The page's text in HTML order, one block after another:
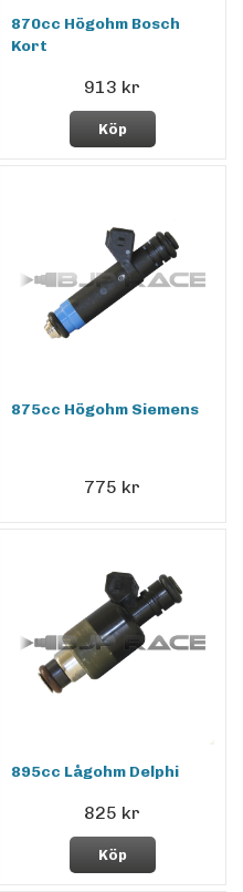
870cc Högohm Bosch
Kort
913 kr
Köp
875cc Högohm Siemens
775 kr
895cc Lågohm Delphi
825 kr
Köp